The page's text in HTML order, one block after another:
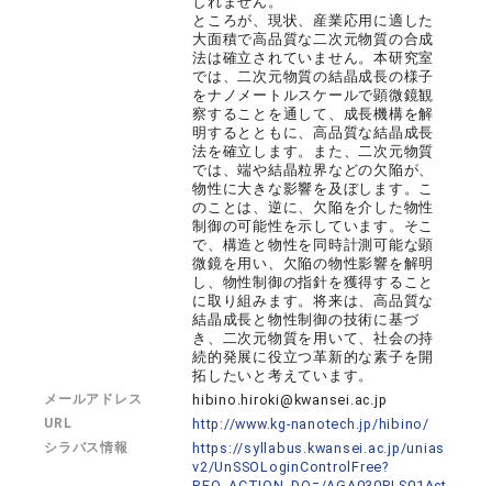
ところが、現状、産業応用に適した
大面積で高品質な二次元物質の合成
法は確立されていません。本研究室
では、二次元物質の結晶成長の様子
をナノメートルスケールで顕微鏡観
察することを通して、成長機構を解
明するとともに、高品質な結晶成長
法を確立します。また、二次元物質
では、端や結晶粒界などの欠陥が、
物性に大きな影響を及ぼします。こ
のことは、逆に、欠陥を介した物性
制御の可能性を示しています。そこ
で、構造と物性を同時計測可能な顕
微鏡を用い、欠陥の物性影響を解明
し、物性制御の指針を獲得すること
に取り組みます。将来は、高品質な
結晶成長と物性制御の技術に基づ
き、二次元物質を用いて、社会の持
続的発展に役立つ革新的な素子を開
拓したいと考えています。
メールアドレス hibino.hiroki@kwansei.ac.jp
URL http://www.kg-nanotech.jp/hibino/
シラバス情報
https://syllabus.kwansei.ac.jp/unias
v2/UnSSOLoginControlFree?